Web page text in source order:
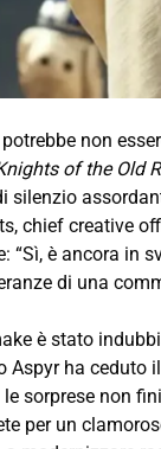
potrebbe non
of the Old
silenzio
chief creative
“Sì, è ancora in
di una
è stato
Aspyr ha ceduto
sorprese non
per un